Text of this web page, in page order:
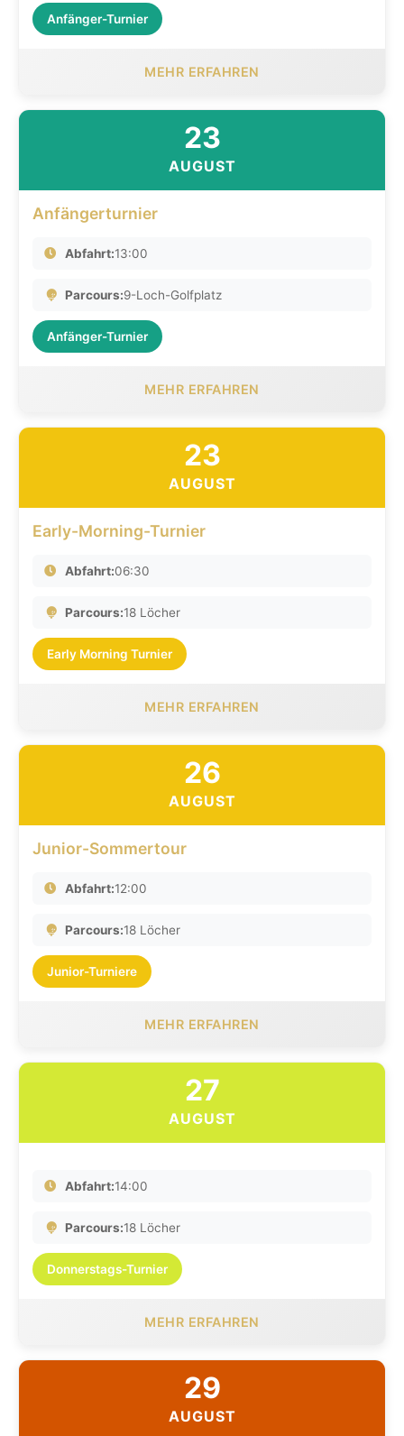
Anfänger-Turnier
MEHR ERFAHREN
23
AUGUST
Anfängerturnier
Abfahrt:13:00
Parcours:9-Loch-Golfplatz
Anfänger-Turnier
MEHR ERFAHREN
23
AUGUST
Early-Morning-Turnier
Abfahrt:06:30
Parcours:18 Löcher
Early Morning Turnier
MEHR ERFAHREN
26
AUGUST
Junior-Sommertour
Abfahrt:12:00
Parcours:18 Löcher
Junior-Turniere
MEHR ERFAHREN
27
AUGUST
Abfahrt:14:00
Parcours:18 Löcher
Donnerstags-Turnier
MEHR ERFAHREN
29
AUGUST